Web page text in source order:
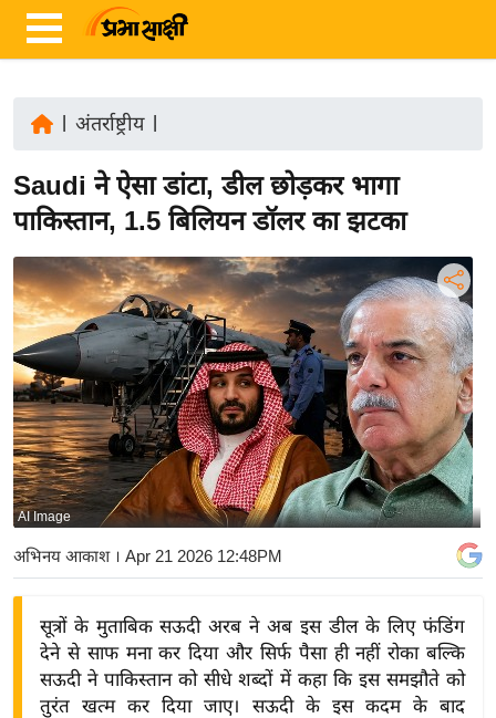
ज़ा
ख
र
रा
ष्ट्री
य
अं
त
र्रा
ष्ट्री
य
बि
ज़
द्यो
अंतर्राष्ट्रीय|
Saudi ने ऐसा डांटा, डील छोड़कर भागा
पाकिस्तान, 1.5 बिलियन डॉलर का झटका
AI Image
अभिनय आकाश। Apr 21 2026 12:48PM
सूत्रों के मुताबिक सऊदी अरब ने अब इस डील के लिए फंडिंग
देने से साफ मना कर दिया और सिर्फ पैसा ही नहीं रोका बल्कि
सऊदी ने पाकिस्तान को सीधे शब्दों में कहा कि इस समझौते को
तुरंत खत्म कर दिया जाए। सऊदी के इस कदम के बाद